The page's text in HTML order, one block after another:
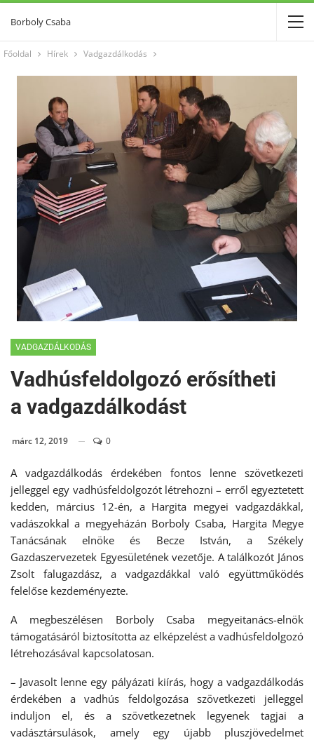
Borboly Csaba
Főoldal Hírek Vadgazdálkodás
VADGAZDÁLKODÁS
Vadhúsfeldolgozó erősítheti
a vadgazdálkodást
márc 12, 2019 0
A vadgazdálkodás érdekében fontos lenne szövetkezeti
jelleggel egy vadhúsfeldolgozót létrehozni – erről egyeztetett
kedden, március 12-én, a Hargita megyei vadgazdákkal,
vadászokkal a megyeházán Borboly Csaba, Hargita Megye
Tanácsának elnöke és Becze István, a Székely
Gazdaszervezetek Egyesületének vezetője. A találkozót János
Zsolt falugazdász, a vadgazdákkal való együttműködés
felelőse kezdeményezte.
A megbeszélésen Borboly Csaba megyeitanács-elnök
támogatásáról biztosította az elképzelést a vadhúsfeldolgozó
létrehozásával kapcsolatosan.
– Javasolt lenne egy pályázati kiírás, hogy a vadgazdálkodás
érdekében a vadhús feldolgozása szövetkezeti jelleggel
induljon el, és a szövetkezetnek legyenek tagjai a
vadásztársulások, amely egy újabb pluszjövedelmet